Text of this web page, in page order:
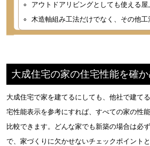
アウトドアリビングとしても使える
木造軸組み工法だけでなく、その他
大成住宅の家の住宅性能を確か
大成住宅で家を建てるにしても、他社で建て
宅性能表示を参考にすれば、すべての家の性
比較できます。どんな家でも新築の場合は必
で、家づくりに欠かせないチェックポイント